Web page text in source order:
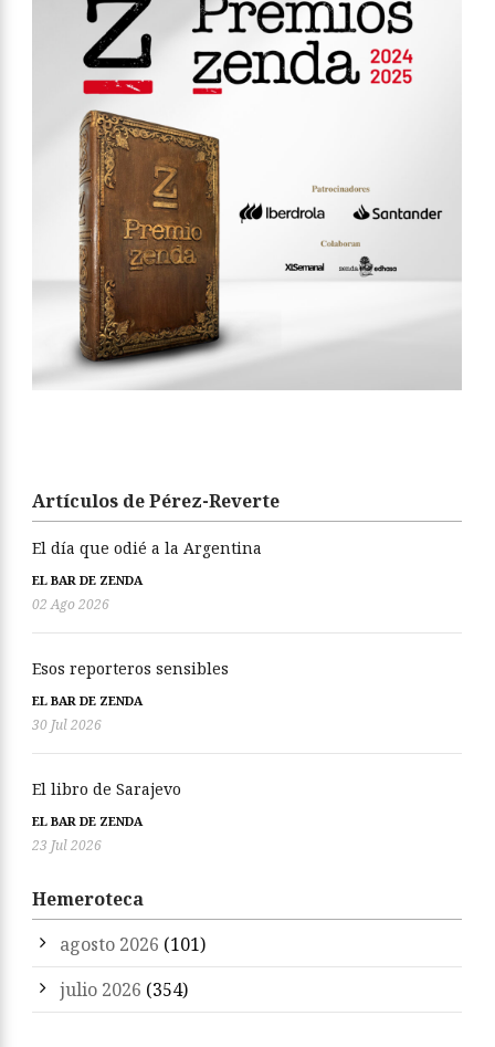
Artículos de Pérez-Reverte
El día que odié a la Argentina
EL BAR DE ZENDA
02 Ago 2026
Esos reporteros sensibles
EL BAR DE ZENDA
30 Jul 2026
El libro de Sarajevo
EL BAR DE ZENDA
23 Jul 2026
Hemeroteca
agosto 2026 (101)
julio 2026 (354)